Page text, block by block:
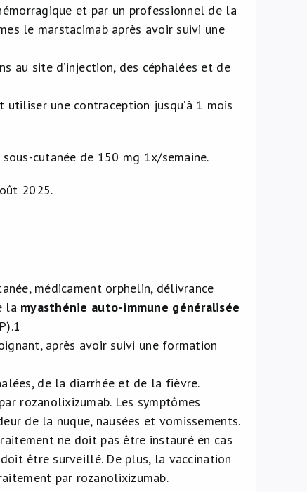
et par un professionnel de la
le marstacimab après avoir suivi une
au site d’injection, des céphalées et de
une contraception jusqu’à 1 mois
cutanée de 150 mg 1x/semaine.
2025.
médicament orphelin, délivrance
la myasthénie auto-immune généralisée
1
après avoir suivi une formation
de la diarrhée et de la fièvre.
rozanolixizumab. Les symptômes
de la nuque, nausées et vomissements.
ne doit pas être instauré en cas
être surveillé. De plus, la vaccination
par rozanolixizumab.